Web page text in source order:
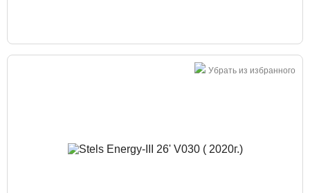
Убрать из избранного